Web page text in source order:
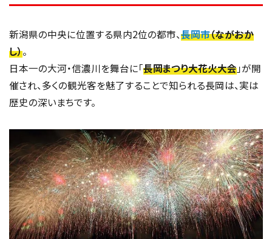
新潟県の中央に位置する県内2位の都市、長岡市（ながおか
し）。
日本一の大河・信濃川を舞台に「長岡まつり大花火大会」が開
催され、多くの観光客を魅了することで知られる長岡は、実は
歴史の深いまちです。